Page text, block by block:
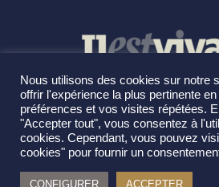
Nous utilisons des cookies sur notre
offrir l'expérience la plus pertinente
préférences et vos visites répétées.
"Accepter tout", vous consentez à
cookies. Cependant, vous pouvez
cookies" pour fournir un
CONFIGURER ACCEPTER